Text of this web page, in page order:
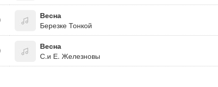
Весна
Березке Тонкой
Весна
С.и Е. Железновы